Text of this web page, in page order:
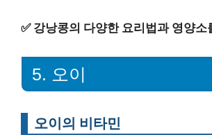
✅ 강낭콩의 다양한 요리법과 영양소
5. 오이
오이의 비타민